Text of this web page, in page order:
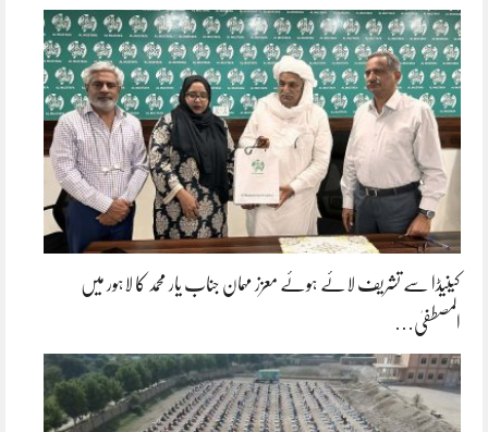
کینیڈا سے تشریف لائے ہوئے معزز مہمان جناب یار محمد کا لاہور میں
المصطفیٰ…